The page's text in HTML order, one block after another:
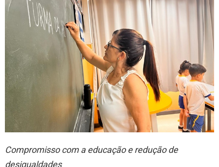
Compromisso com a educação e redução de
desigualdades